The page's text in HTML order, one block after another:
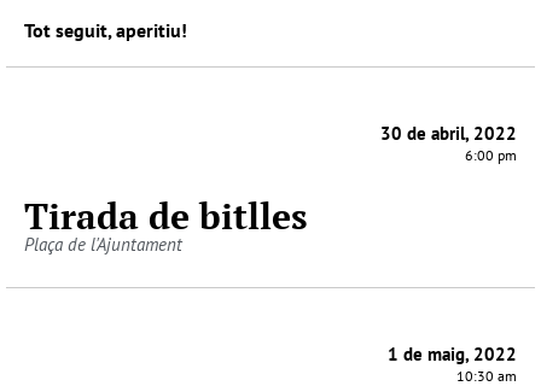
Tot seguit, aperitiu!
30 de abril, 2022
6:00 pm
Tirada de bitlles
Plaça de l'Ajuntament
1 de maig, 2022
10:30 am